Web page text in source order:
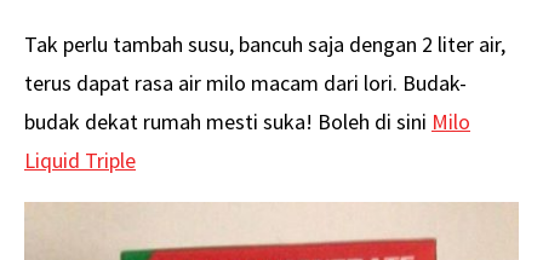
Tak perlu tambah susu, bancuh saja dengan 2 liter air,
terus dapat rasa air milo macam dari lori. Budak-
budak dekat rumah mesti suka! Boleh di sini Milo
Liquid Triple